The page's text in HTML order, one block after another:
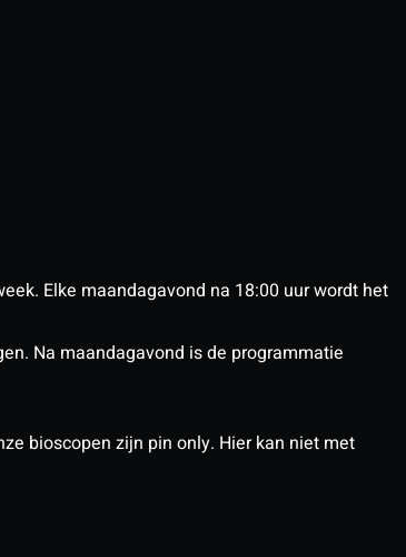
Elke maandagavond na 18:00 uur wordt het
Na maandagavond is de programmatie
bioscopen zijn pin only. Hier kan niet met